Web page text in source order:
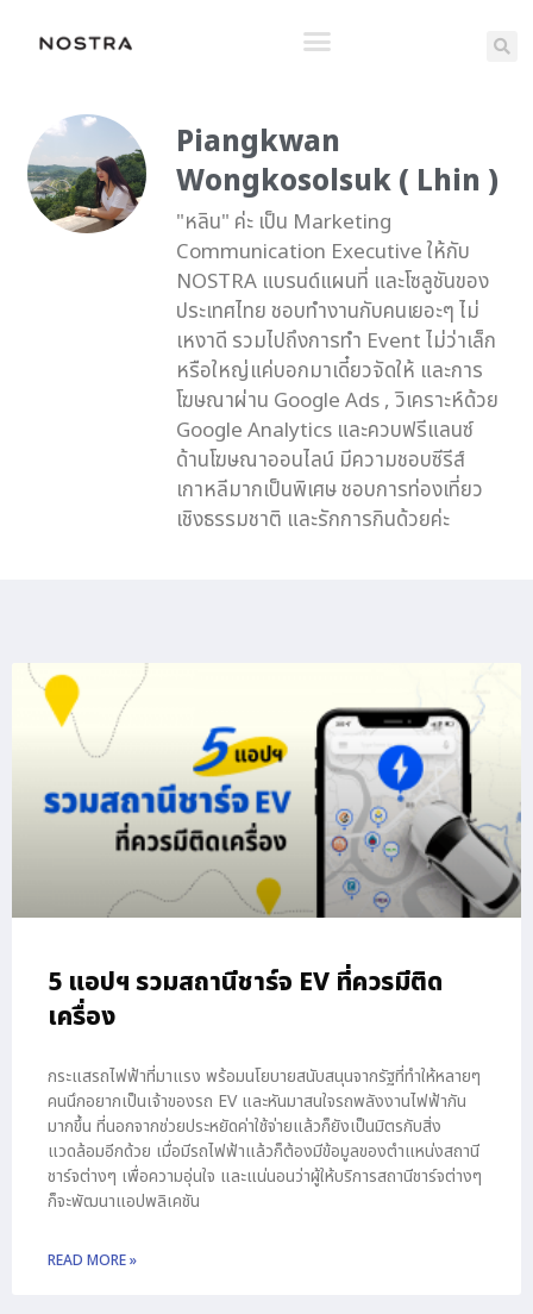
Piangkwan
Wongkosolsuk ( Lhin )
"หลิน" ค่ะ เป็น Marketing
Communication Executive ให้กับ
NOSTRA แบรนด์แผนที่ และโซลูชันของ
ประเทศไทย ชอบทำงานกับคนเยอะๆ ไม่
เหงาดี รวมไปถึงการทำ Event ไม่ว่าเล็ก
หรือใหญ่แค่บอกมาเดี๋ยวจัดให้ และการ
โฆษณาผ่าน Google Ads , วิเคราะห์ด้วย
Google Analytics และควบฟรีแลนซ์
ด้านโฆษณาออนไลน์ มีความชอบซีรีส์
เกาหลีมากเป็นพิเศษ ชอบการท่องเที่ยว
เชิงธรรมชาติ และรักการกินด้วยค่ะ
5 แอปฯ รวมสถานีชาร์จ EV ที่ควรมีติด
เครื่อง
กระแสรถไฟฟ้าที่มาแรง พร้อมนโยบายสนับสนุนจากรัฐที่ทำให้หลายๆ
คนนึกอยากเป็นเจ้าของรถ EV และหันมาสนใจรถพลังงานไฟฟ้ากัน
มากขึ้น ที่นอกจากช่วยประหยัดค่าใช้จ่ายแล้วก็ยังเป็นมิตรกับสิ่ง
แวดล้อมอีกด้วย เมื่อมีรถไฟฟ้าแล้วก็ต้องมีข้อมูลของตำแหน่งสถานี
ชาร์จต่างๆ เพื่อความอุ่นใจ และแน่นอนว่าผู้ให้บริการสถานีชาร์จต่างๆ
ก็จะพัฒนาแอปพลิเคชัน
READ MORE »